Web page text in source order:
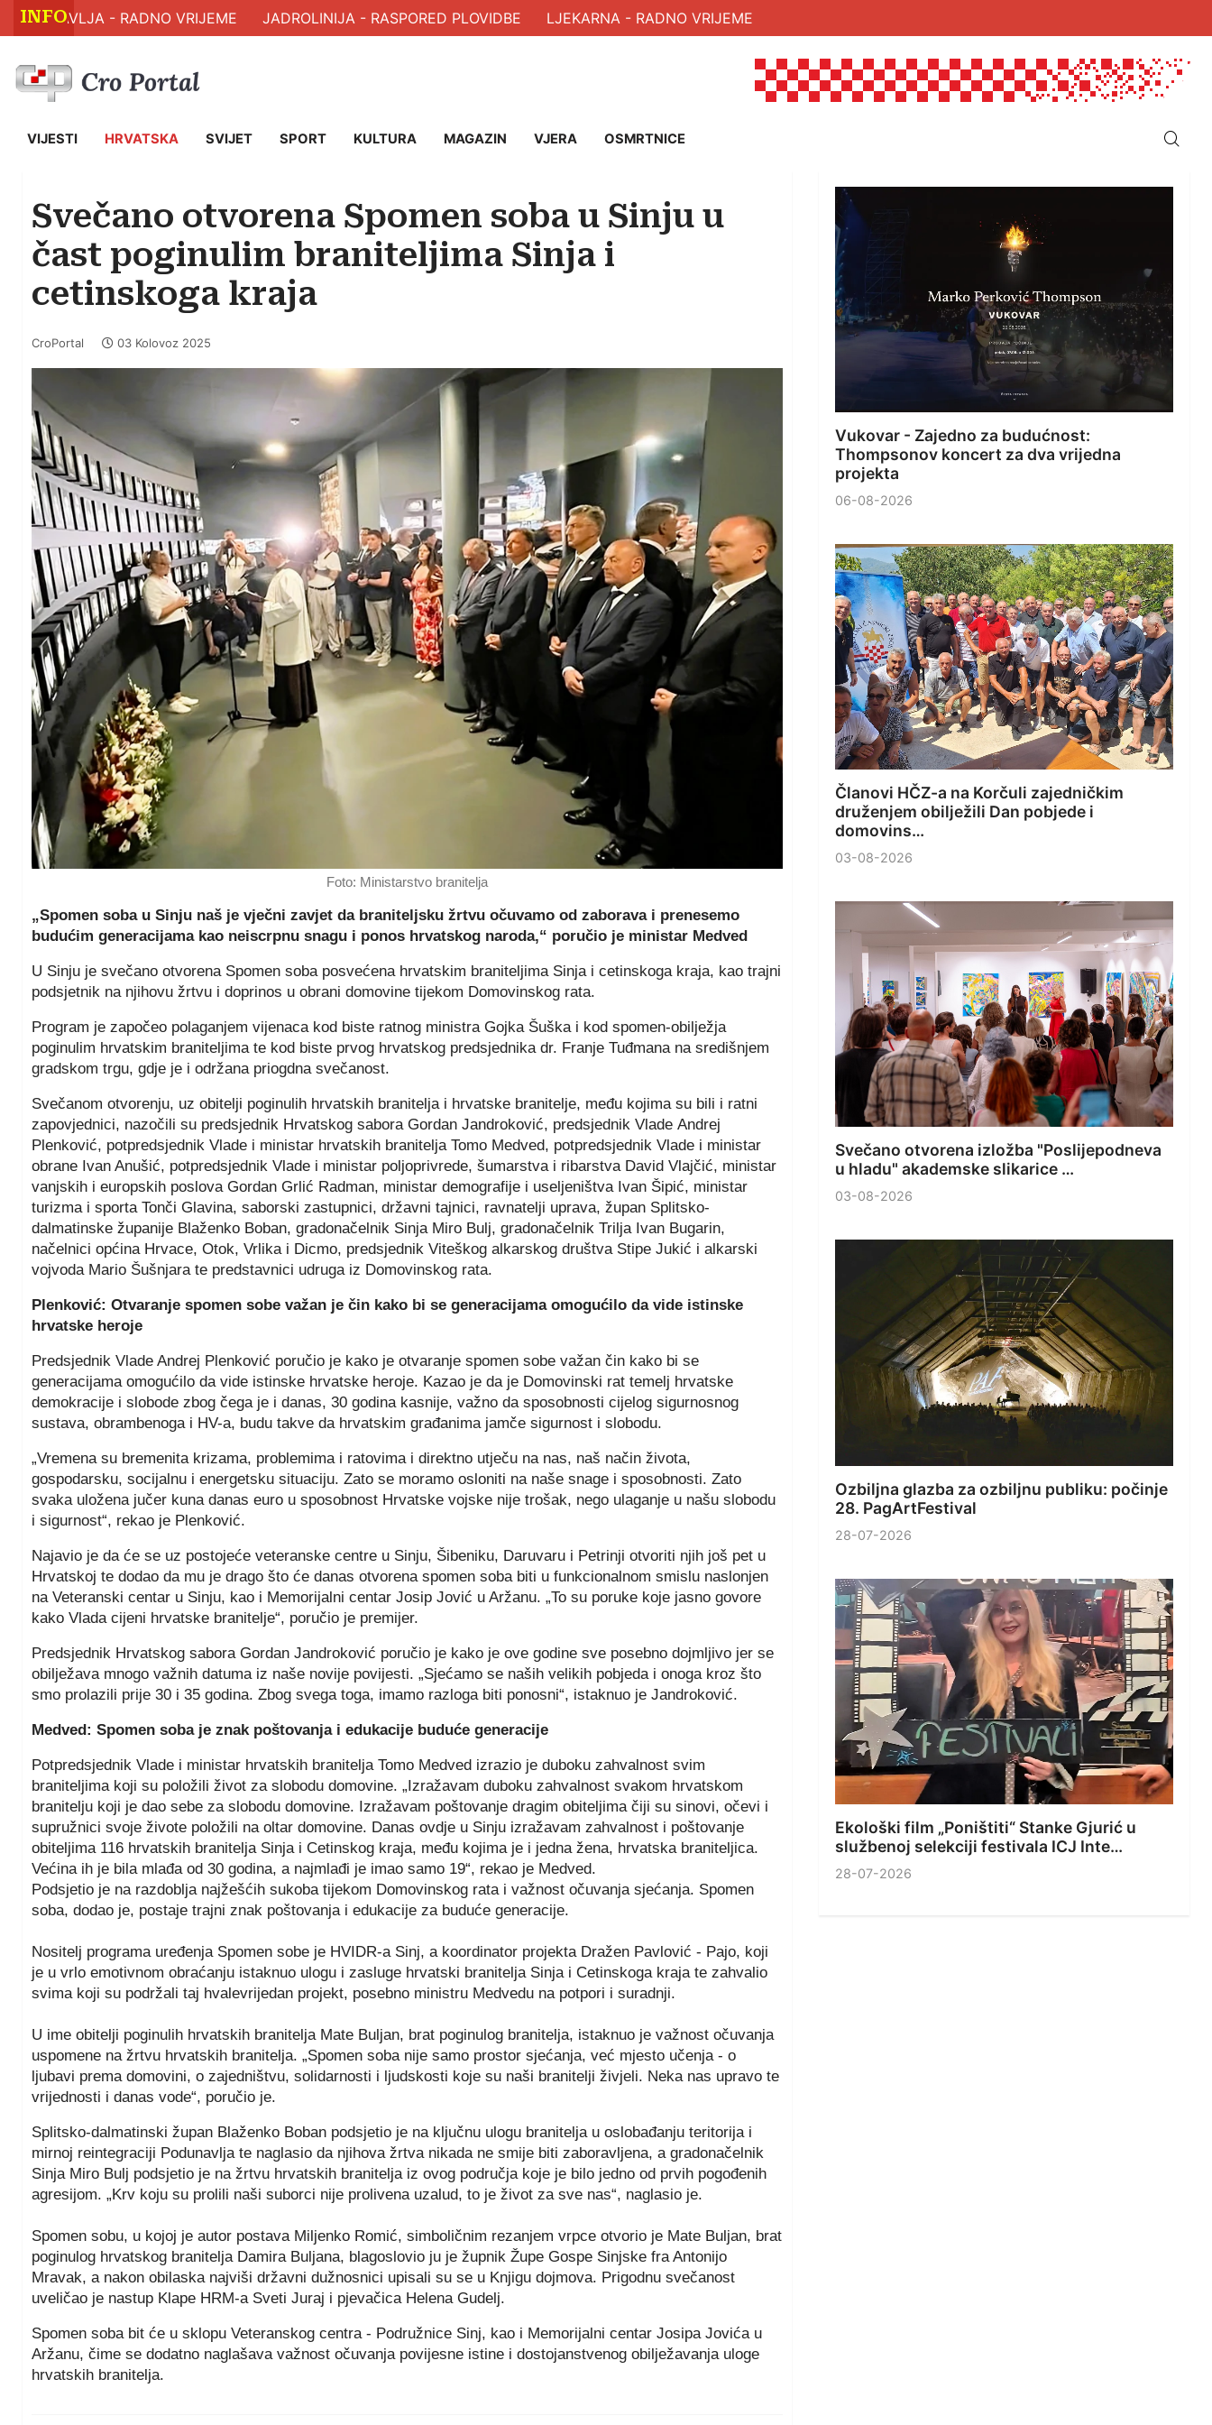
INFO
ZDRAVLJA - RADNO VRIJEME JADROLINIJA - RASPORED PLOVIDBE LJEKARNA - RADNO VRIJEME
VIJESTI HRVATSKA SVIJET SPORT KULTURA MAGAZIN VJERA OSMRTNICE
Svečano otvorena Spomen soba u Sinju u
čast poginulim braniteljima Sinja i
cetinskoga kraja
CroPortal 03 Kolovoz 2025
Foto: Ministarstvo branitelja
„Spomen soba u Sinju naš je vječni zavjet da braniteljsku žrtvu očuvamo od zaborava i prenesemo
budućim generacijama kao neiscrpnu snagu i ponos hrvatskog naroda,“ poručio je ministar Medved
U Sinju je svečano otvorena Spomen soba posvećena hrvatskim braniteljima Sinja i cetinskoga kraja, kao trajni
podsjetnik na njihovu žrtvu i doprinos u obrani domovine tijekom Domovinskog rata.
Program je započeo polaganjem vijenaca kod biste ratnog ministra Gojka Šuška i kod spomen-obilježja
poginulim hrvatskim braniteljima te kod biste prvog hrvatskog predsjednika dr. Franje Tuđmana na središnjem
gradskom trgu, gdje je i održana priogdna svečanost.
Svečanom otvorenju, uz obitelji poginulih hrvatskih branitelja i hrvatske branitelje, među kojima su bili i ratni
zapovjednici, nazočili su predsjednik Hrvatskog sabora Gordan Jandroković, predsjednik Vlade Andrej
Plenković, potpredsjednik Vlade i ministar hrvatskih branitelja Tomo Medved, potpredsjednik Vlade i ministar
obrane Ivan Anušić, potpredsjednik Vlade i ministar poljoprivrede, šumarstva i ribarstva David Vlajčić, ministar
vanjskih i europskih poslova Gordan Grlić Radman, ministar demografije i useljeništva Ivan Šipić, ministar
turizma i sporta Tonči Glavina, saborski zastupnici, državni tajnici, ravnatelji uprava, župan Splitsko-
dalmatinske županije Blaženko Boban, gradonačelnik Sinja Miro Bulj, gradonačelnik Trilja Ivan Bugarin,
načelnici općina Hrvace, Otok, Vrlika i Dicmo, predsjednik Viteškog alkarskog društva Stipe Jukić i alkarski
vojvoda Mario Šušnjara te predstavnici udruga iz Domovinskog rata.
Plenković: Otvaranje spomen sobe važan je čin kako bi se generacijama omogućilo da vide istinske
hrvatske heroje
Predsjednik Vlade Andrej Plenković poručio je kako je otvaranje spomen sobe važan čin kako bi se
generacijama omogućilo da vide istinske hrvatske heroje. Kazao je da je Domovinski rat temelj hrvatske
demokracije i slobode zbog čega je i danas, 30 godina kasnije, važno da sposobnosti cijelog sigurnosnog
sustava, obrambenoga i HV-a, budu takve da hrvatskim građanima jamče sigurnost i slobodu.
„Vremena su bremenita krizama, problemima i ratovima i direktno utječu na nas, naš način života,
gospodarsku, socijalnu i energetsku situaciju. Zato se moramo osloniti na naše snage i sposobnosti. Zato
svaka uložena jučer kuna danas euro u sposobnost Hrvatske vojske nije trošak, nego ulaganje u našu slobodu
i sigurnost“, rekao je Plenković.
Najavio je da će se uz postojeće veteranske centre u Sinju, Šibeniku, Daruvaru i Petrinji otvoriti njih još pet u
Hrvatskoj te dodao da mu je drago što će danas otvorena spomen soba biti u funkcionalnom smislu naslonjen
na Veteranski centar u Sinju, kao i Memorijalni centar Josip Jović u Aržanu. „To su poruke koje jasno govore
kako Vlada cijeni hrvatske branitelje“, poručio je premijer.
Predsjednik Hrvatskog sabora Gordan Jandroković poručio je kako je ove godine sve posebno dojmljivo jer se
obilježava mnogo važnih datuma iz naše novije povijesti. „Sjećamo se naših velikih pobjeda i onoga kroz što
smo prolazili prije 30 i 35 godina. Zbog svega toga, imamo razloga biti ponosni“, istaknuo je Jandroković.
Medved: Spomen soba je znak poštovanja i edukacije buduće generacije
Potpredsjednik Vlade i ministar hrvatskih branitelja Tomo Medved izrazio je duboku zahvalnost svim
braniteljima koji su položili život za slobodu domovine. „Izražavam duboku zahvalnost svakom hrvatskom
branitelju koji je dao sebe za slobodu domovine. Izražavam poštovanje dragim obiteljima čiji su sinovi, očevi i
supružnici svoje živote položili na oltar domovine. Danas ovdje u Sinju izražavam zahvalnost i poštovanje
obiteljima 116 hrvatskih branitelja Sinja i Cetinskog kraja, među kojima je i jedna žena, hrvatska braniteljica.
Većina ih je bila mlađa od 30 godina, a najmlađi je imao samo 19“, rekao je Medved.
Podsjetio je na razdoblja najžešćih sukoba tijekom Domovinskog rata i važnost očuvanja sjećanja. Spomen
soba, dodao je, postaje trajni znak poštovanja i edukacije za buduće generacije.
Nositelj programa uređenja Spomen sobe je HVIDR-a Sinj, a koordinator projekta Dražen Pavlović - Pajo, koji
je u vrlo emotivnom obraćanju istaknuo ulogu i zasluge hrvatski branitelja Sinja i Cetinskoga kraja te zahvalio
svima koji su podržali taj hvalevrijedan projekt, posebno ministru Medvedu na potpori i suradnji.
U ime obitelji poginulih hrvatskih branitelja Mate Buljan, brat poginulog branitelja, istaknuo je važnost očuvanja
uspomene na žrtvu hrvatskih branitelja. „Spomen soba nije samo prostor sjećanja, već mjesto učenja - o
ljubavi prema domovini, o zajedništvu, solidarnosti i ljudskosti koje su naši branitelji živjeli. Neka nas upravo te
vrijednosti i danas vode“, poručio je.
Splitsko-dalmatinski župan Blaženko Boban podsjetio je na ključnu ulogu branitelja u oslobađanju teritorija i
mirnoj reintegraciji Podunavlja te naglasio da njihova žrtva nikada ne smije biti zaboravljena, a gradonačelnik
Sinja Miro Bulj podsjetio je na žrtvu hrvatskih branitelja iz ovog područja koje je bilo jedno od prvih pogođenih
agresijom. „Krv koju su prolili naši suborci nije prolivena uzalud, to je život za sve nas“, naglasio je.
Spomen sobu, u kojoj je autor postava Miljenko Romić, simboličnim rezanjem vrpce otvorio je Mate Buljan, brat
poginulog hrvatskog branitelja Damira Buljana, blagoslovio ju je župnik Župe Gospe Sinjske fra Antonijo
Mravak, a nakon obilaska najviši državni dužnosnici upisali su se u Knjigu dojmova. Prigodnu svečanost
uveličao je nastup Klape HRM-a Sveti Juraj i pjevačica Helena Gudelj.
Spomen soba bit će u sklopu Veteranskog centra - Podružnice Sinj, kao i Memorijalni centar Josipa Jovića u
Aržanu, čime se dodatno naglašava važnost očuvanja povijesne istine i dostojanstvenog obilježavanja uloge
hrvatskih branitelja.
Vukovar - Zajedno za budućnost:
Thompsonov koncert za dva vrijedna
projekta
06-08-2026
Članovi HČZ-a na Korčuli zajedničkim
druženjem obilježili Dan pobjede i
domovins…
03-08-2026
Svečano otvorena izložba "Poslijepodneva
u hladu" akademske slikarice …
03-08-2026
Ozbiljna glazba za ozbiljnu publiku: počinje
28. PagArtFestival
28-07-2026
Ekološki film „Poništiti“ Stanke Gjurić u
službenoj selekciji festivala ICJ Inte…
28-07-2026